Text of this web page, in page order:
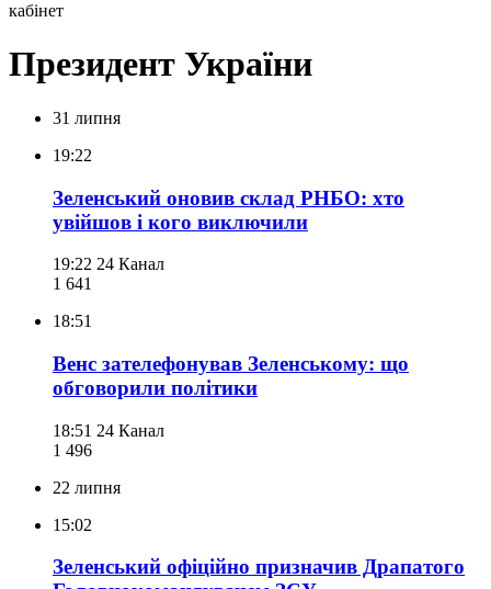
кабінет
Президент України
31 липня
19:22
Зеленський оновив склад РНБО: хто
увійшов і кого виключили
19:22 24 Канал
1 641
18:51
Венс зателефонував Зеленському: що
обговорили політики
18:51 24 Канал
1 496
22 липня
15:02
Зеленський офіційно призначив Драпатого